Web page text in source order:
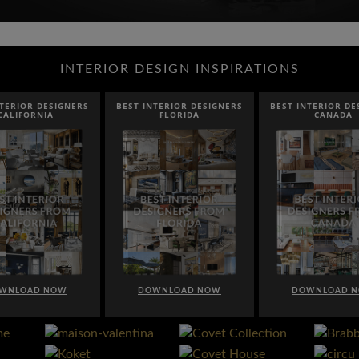
INTERIOR DESIGN INSPIRATIONS
DESIGNERS
NOW
BEST INTERIOR DESIGNERS
FLORIDA
DOWNLOAD NOW
BEST INTERIOR
CANADA
DOWNLOAD